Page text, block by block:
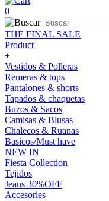
0
THE FINAL SALE
Product
+
Vestidos & Polleras
Remeras & tops
Pantalones & shorts
Tapados & chaquetas
Buzos & Sacos
Camisas & Blusas
Chalecos & Ruanas
Basicos/Must have
NEW IN
Fiesta Collection
Tejidos
Jeans 30%OFF
Accesories